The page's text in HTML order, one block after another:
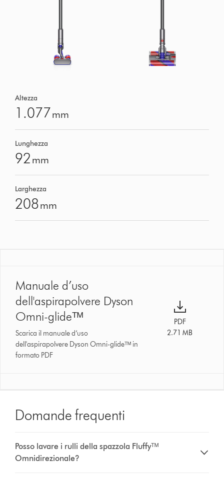
Altezza
1.077mm
Lunghezza
92 mm
Larghezza
208mm
Manuale d’uso
dell'aspirapolvere Dyson
Omni-glideᵀᴹ
Scarica il manuale d’uso
dell'aspirapolvere Dyson Omni-glideᵀᴹ in
formato PDF
PDF
2.71 MB
Domande frequenti
Posso lavare i rulli della spazzola Fluffyᵀᴹ
Omnidirezionale?